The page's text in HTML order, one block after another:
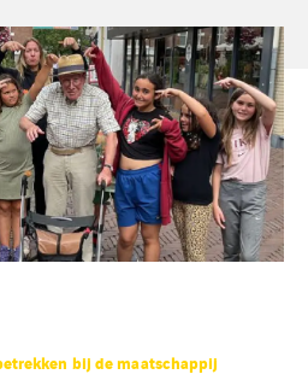
bij de maatschappij